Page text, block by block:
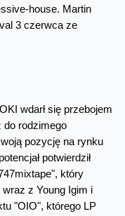
house. Martin
3 czerwca ze
wdarł się przebojem
do rodzimego
pozycję na rynku
potwierdził
który
wraz z Young Igim i
"OIO", którego LP